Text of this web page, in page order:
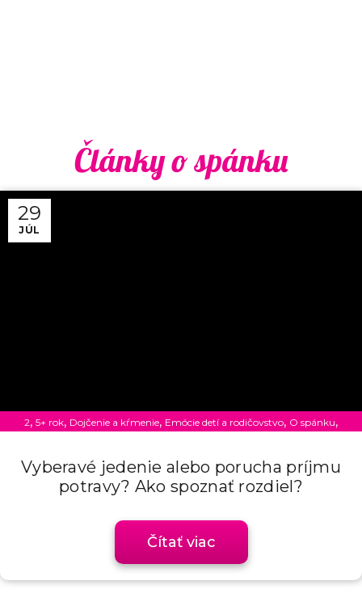
Články o spánku
29
JÚL
2, 5+ rok, Dojčenie a kŕmenie, Emócie detí a rodičovstvo, O spánku,
Vyberavé jedenie alebo porucha príjmu
potravy? Ako spoznať rozdiel?
Čítať viac